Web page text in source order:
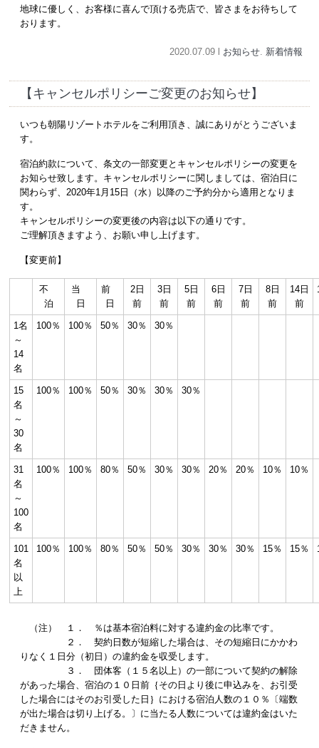
地球に優しく、お客様に喜んで頂ける売店で、皆さまをお待ちして
おります。
2020.07.09 l お知らせ. 新着情報
【キャンセルポリシーご変更のお知らせ】
いつも朝陽リゾートホテルをご利用頂き、誠にありがとうございま
す。
宿泊約款について、条文の一部変更とキャンセルポリシーの変更を
お知らせ致します。キャンセルポリシーに関しましては、宿泊日に
関わらず、2020年1月15日（水）以降のご予約分から適用となりま
す。
キャンセルポリシーの変更後の内容は以下の通りです。
ご理解頂きますよう、お願い申し上げます。
【変更前】
不
泊
当
日
前
日
2日
前
3日
前
5日
前
6日
前
7日
前
8日
前
14日
前
1名
～
14
名
100％ 100％ 50％ 30％ 30％
15
名
～
30
名
100％ 100％ 50％ 30％ 30％ 30％
31
名
～
100
名
100％ 100％ 80％ 50％ 30％ 30％ 20％ 20％ 10％ 10％
101
名
以
上
100％ 100％ 80％ 50％ 50％ 30％ 30％ 30％ 15％ 15％
（注） １． ％は基本宿泊料に対する違約金の比率です。
２． 契約日数が短縮した場合は、その短縮日にかかわ
りなく１日分（初日）の違約金を収受します。
３． 団体客（１５名以上）の一部について契約の解除
があった場合、宿泊の１０日前｛その日より後に申込みを、お引受
した場合にはそのお引受した日｝における宿泊人数の１０％〔端数
が出た場合は切り上げる。〕に当たる人数については違約金はいた
だきません。